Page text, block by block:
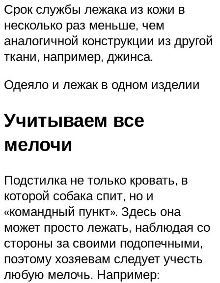
Срок службы лежака из кожи в
несколько раз меньше, чем
аналогичной конструкции из другой
ткани, например, джинса.
Одеяло и лежак в одном изделии
Учитываем все
мелочи
Подстилка не только кровать, в
которой собака спит, но и
«командный пункт». Здесь она
может просто лежать, наблюдая со
стороны за своими подопечными,
поэтому хозяевам следует учесть
любую мелочь. Например: